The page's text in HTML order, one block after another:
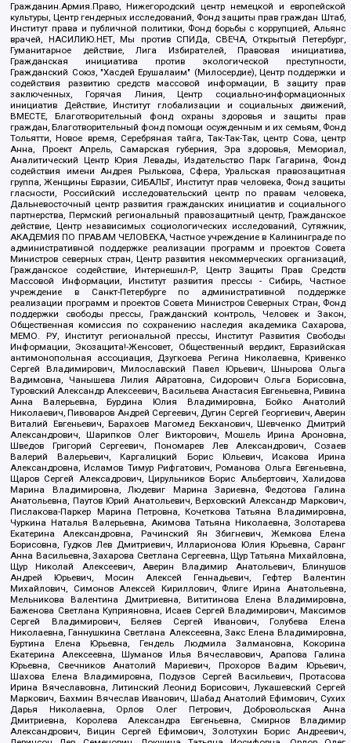
Гражданин.Армия.Право, Нижегородский центр немецкой и европейской
культуры, Центр гендерных исследований, Фонд защиты прав граждан Штаб,
Институт права и публичной политики, Фонд борьбы с коррупцией, Альянс
врачей, НАСИЛИЮ.НЕТ, Мы против СПИДа, СВЕЧА, Открытый Петербург,
Гуманитарное действие, Лига Избирателей, Правовая инициатива,
Гражданская инициатива против экологической преступности,
Гражданский Союз, "Хасдей Ерушалаим" (Милосердие), Центр поддержки и
содействия развитию средств массовой информации, В защиту прав
заключенных, Горячая Линия, Центр социально-информационных
инициатив Действие, Институт глобализации и социальных движений,
ВМЕСТЕ, Благотворительный фонд охраны здоровья и защиты прав
граждан, Благотворительный фонд помощи осужденным и их семьям, Фонд
Тольятти, Новое время, Серебряная тайга, Так-Так-Так, центр Сова, центр
Анна, Проект Апрель, Самарская губерния, Эра здоровья, Мемориал,
Аналитический Центр Юрия Левады, Издательство Парк Гагарина, Фонд
содействия имени Андрея Рылькова, Сфера, Уральская правозащитная
группа, Женщины Евразии, СИБАЛЬТ, Институт прав человека, Фонд защиты
гласности, Российский исследовательский центр по правам человека,
Дальневосточный центр развития гражданских инициатив и социального
партнерства, Пермский региональный правозащитный центр, Гражданское
действие, Центр независимых социологических исследований, Сутяжник,
АКАДЕМИЯ ПО ПРАВАМ ЧЕЛОВЕКА, Частное учреждение в Калининграде по
административной поддержке реализации программ и проектов Совета
Министров северных стран, Центр развития некоммерческих организаций,
Гражданское содействие, Интернешнл-Р, Центр Защиты Прав Средств
Массовой Информации, Институт развития прессы - Сибирь, Частное
учреждение в Санкт-Петербурге по административной поддержке
реализации программ и проектов Совета Министров Северных Стран, Фонд
поддержки свободы прессы, Гражданский контроль, Человек и Закон,
Общественная комиссия по сохранению наследия академика Сахарова,
МЕМО. РУ, Институт региональной прессы, Институт Развития Свободы
Информации, Экозащита!-Женсовет, Общественный вердикт, Евразийская
антимонопольная ассоциация, Дзугкоева Регина Николаевна, Кривенко
Сергей Владимирович, Милославский Павел Юрьевич, Шнырова Ольга
Вадимовна, Чанышева Лилия Айратовна, Сидорович Ольга Борисовна,
Туровский Александр Алексеевич, Васильева Анастасия Евгеньевна, Ривина
Анна Валерьевна, Бурдина Юлия Владимировна, Бойко Анатолий
Николаевич, Пивоваров Андрей Сергеевич, Дугин Сергей Георгиевич, Аверин
Виталий Евгеньевич, Барахоев Магомед Бекханович, Шевченко Дмитрий
Александрович, Шарипков Олег Викторович, Мошель Ирина Ароновна,
Шведов Григорий Сергеевич, Пономарев Лев Александрович, Созаев
Валерий Валерьевич, Каргалицкий Борис Юльевич, Исакова Ирина
Александровна, Исламов Тимур Рифгатович, Романова Ольга Евгеньевна,
Щаров Сергей Алексадрович, Цирульников Борис Альбертович, Халидова
Марина Владимировна, Людевиг Марина Зариевна, Федотова Галина
Анатольевна, Паутов Юрий Анатольевич, Верховский Александр Маркович,
Пислакова-Паркер Марина Петровна, Кочеткова Татьяна Владимировна,
Чуркина Наталья Валерьевна, Акимова Татьяна Николаевна, Золотарева
Екатерина Александровна, Рачинский Ян Збигневич, Жемкова Елена
Борисовна, Гудков Лев Дмитриевич, Илларионова Юлия Юрьевна, Саранг
Анна Васильевна, Захарова Светлана Сергеевна, Щур Татьяна Михайловна,
Щур Николай Алексеевич, Аверин Владимир Анатольевич, Блинушов
Андрей Юрьевич, Мосин Алексей Геннадьевич, Гефтер Валентин
Михайлович, Симонов Алексей Кириллович, Флиге Ирина Анатольевна,
Мельникова Валентина Дмитриевна, Вититинова Елена Владимировна,
Баженова Светлана Куприяновна, Исаев Сергей Владимирович, Максимов
Сергей Владимирович, Беляев Сергей Иванович, Голубева Елена
Николаевна, Ганнушкина Светлана Алексеевна, Закс Елена Владимировна,
Буртина Елена Юрьевна, Гендель Людмила Залмановна, Кокорина
Екатерина Алексеевна, Шуманов Илья Вячеславович, Арапова Галина
Юрьевна, Свечников Анатолий Мариевич, Прохоров Вадим Юрьевич,
Шахова Елена Владимировна, Подузов Сергей Васильевич, Протасова
Ирина Вячеславовна, Литинский Леонид Борисович, Лукашевский Сергей
Маркович, Бахмин Вячеслав Иванович, Шабад Анатолий Ефимович, Сухих
Дарья Николаевна, Орлов Олег Петрович, Добровольская Анна
Дмитриевна, Королева Александра Евгеньевна, Смирнов Владимир
Александрович, Вицин Сергей Ефимович, Золотухин Борис Андреевич,